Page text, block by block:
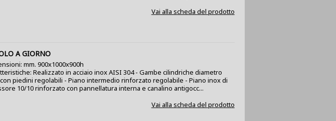
Vai alla scheda del prodotto
A GIORNO
mm. 900x1000x900h
Realizzato in acciaio inox AISI 304 - Gambe cilindriche diametro
piedini regolabili - Piano intermedio rinforzato regolabile - Piano inox di
10/10 rinforzato con pannellatura interna e canalino antigocc...
Vai alla scheda del prodotto